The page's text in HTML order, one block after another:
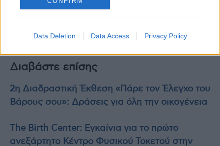
Data Deletion Data Access Privacy Policy
θετικό πνεύμα.
Διαβάστε επίσης
2η Διαδραστική Έκθεση «Πάρε τον Έλεγχο του
Βάρους σου»: Δράσεις για όλη την οικογένεια
The Birth Center: Εγκαίνια για το πρώτο
ανεξάρτητο Κέντρο Φυσικού Τοκετού στην